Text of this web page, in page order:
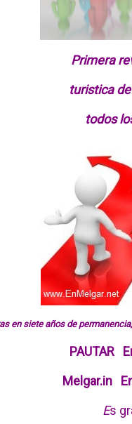
Primera
turistica
todos
en siete años de
PAUTAR
Melgar.in
Es